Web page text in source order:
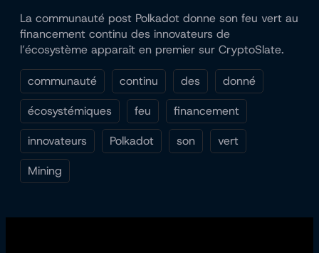
La communauté post Polkadot donne son feu vert au
financement continu des innovateurs de
l’écosystème apparaît en premier sur CryptoSlate.
communauté continu des
donné
écosystémiques
feu
financement
innovateurs
Polkadot son
vert
Mining